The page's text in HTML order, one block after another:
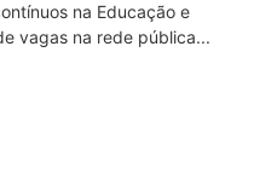
na Educação e
vagas na rede pública...